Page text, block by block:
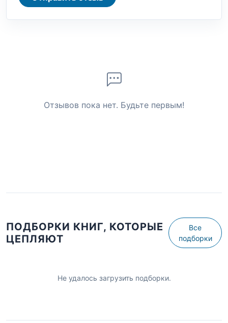
Отзывов пока нет. Будьте первым!
ПОДБОРКИ КНИГ, КОТОРЫЕ
ЦЕПЛЯЮТ
Все
подборки
Не удалось загрузить подборки.